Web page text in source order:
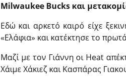
Milwaukee Bucks και
Εδώ και αρκετό καιρό είχε
«Ελάφια» και κατέκτησε το
Μαζί με τον Γιάννη οι Heat
Χάιμε Χάκιεζ και Κασπάρας